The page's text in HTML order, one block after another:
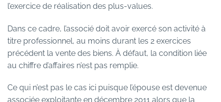
l’exercice de réalisation des plus-values.
Dans ce cadre, l’associé doit avoir exercé son activité à
titre professionnel, au moins durant les 2 exercices
précédent la vente des biens. À défaut, la condition liée
au chiffre d’affaires n’est pas remplie.
Ce qui n’est pas le cas ici puisque l’épouse est devenue
associée exploitante en décembre 2011 alors que la